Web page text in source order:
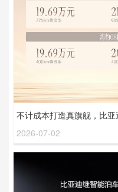
不计成本打造真旗舰，比
2026-07-02